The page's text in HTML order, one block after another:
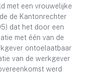
met een vrouwelijke
de Kantonrechter
dat het door een
met één van de
ontoelaatbaar
van de werkgever
werd